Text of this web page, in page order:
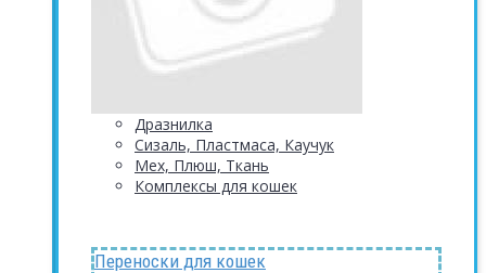
Дразнилка
Сизаль, Пластмаса, Каучук
Мех, Плюш, Ткань
Комплексы для кошек
Переноски для кошек